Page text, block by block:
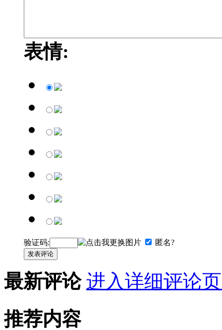
表情:
验证码: 匿名?
发表评论
最新评论 进入详细评论
推荐内容